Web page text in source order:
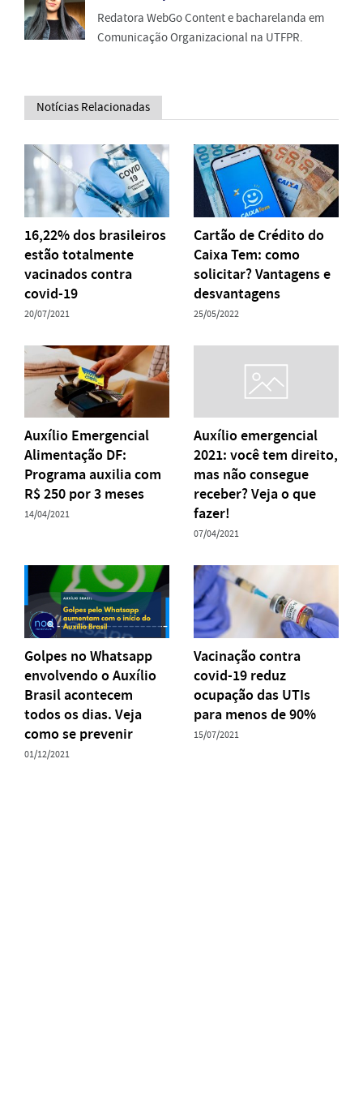
Redatora WebGo Content e bacharelanda em
Comunicação Organizacional na UTFPR.
Notícias Relacionadas
16,22% dos brasileiros
estão totalmente
vacinados contra
covid-19
20/07/2021
Cartão de Crédito do
Caixa Tem: como
solicitar? Vantagens e
desvantagens
25/05/2022
Auxílio Emergencial
Alimentação DF:
Programa auxilia com
R$ 250 por 3 meses
14/04/2021
Auxílio emergencial
2021: você tem direito,
mas não consegue
receber? Veja o que
fazer!
07/04/2021
Golpes no Whatsapp
envolvendo o Auxílio
Brasil acontecem
todos os dias. Veja
como se prevenir
01/12/2021
Vacinação contra
covid-19 reduz
ocupação das UTIs
para menos de 90%
15/07/2021